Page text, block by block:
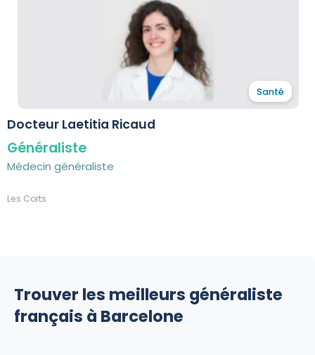
Santé
Docteur Laetitia Ricaud
Généraliste
Médecin généraliste
Les Corts
Trouver les meilleurs généraliste
français à Barcelone